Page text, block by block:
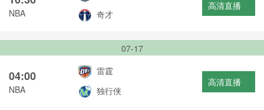
NBA
奇才
高清直播
07-17
04:00
NBA
雷霆
独行侠
高清直播